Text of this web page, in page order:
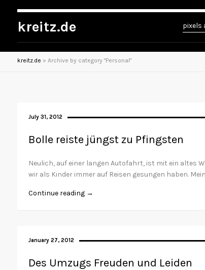
kreitz.de pixels
Personal
kreitz.de » Archive by category "Personal"
July 31, 2012
Bolle reiste jüngst zu Pfingsten
Neulich, auf einer langen Autofahrt, ist mit ein altes
wir als Kinder immer auf Reisen gesungen haben.
Continue reading →
January 27, 2012
Des Umzugs Freuden und Leiden